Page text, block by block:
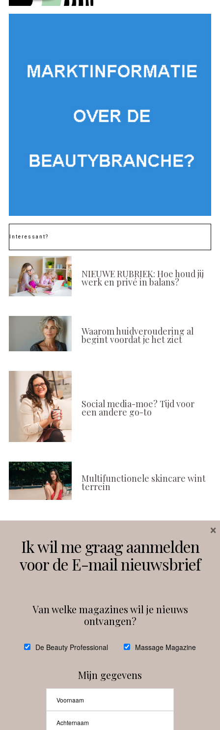
Interessant?
NIEUWE RUBRIEK: Hoe houd jij
werk en privé in balans?
Waarom huidveroudering al
begint voordat je het ziet
Social media-moe? Tijd voor
een andere go-to
Multifunctionele skincare wint
terrein
Instagram Facebook
debeautyprofessional
Ik wil me graag aanmelden
voor de E-mail nieuwsbrief
Van welke magazines wil je nieuws
ontvangen?
De Beauty Professional Massage Magazine
Mijn gegevens
×